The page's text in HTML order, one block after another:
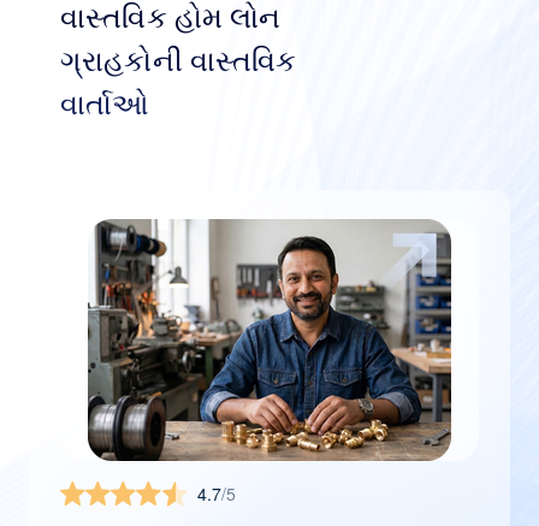
વાસ્તવિક હોમ લોન
ગ્રાહકોની વાસ્તવિક
વાર્તાઓ
4.7/5